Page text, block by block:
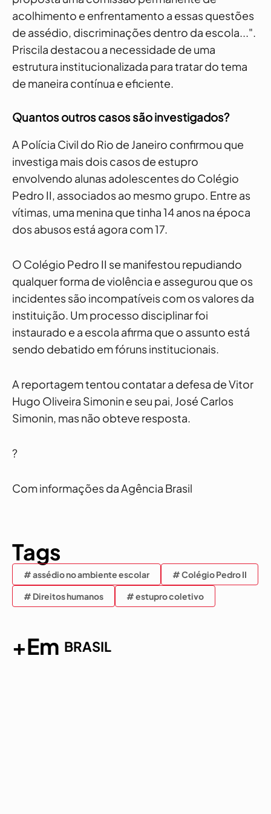
acolhimento e enfrentamento a essas questões
de assédio, discriminações dentro da escola...".
Priscila destacou a necessidade de uma
estrutura institucionalizada para tratar do tema
de maneira contínua e eficiente.
Quantos outros casos são investigados?
A Polícia Civil do Rio de Janeiro confirmou que
investiga mais dois casos de estupro
envolvendo alunas adolescentes do Colégio
Pedro II, associados ao mesmo grupo. Entre as
vítimas, uma menina que tinha 14 anos na época
dos abusos está agora com 17.
O Colégio Pedro II se manifestou repudiando
qualquer forma de violência e assegurou que os
incidentes são incompatíveis com os valores da
instituição. Um processo disciplinar foi
instaurado e a escola afirma que o assunto está
sendo debatido em fóruns institucionais.
A reportagem tentou contatar a defesa de Vitor
Hugo Oliveira Simonin e seu pai, José Carlos
Simonin, mas não obteve resposta.
?
Com informações da Agência Brasil
Tags
# assédio no ambiente escolar
# Colégio Pedro II
# Direitos humanos
# estupro coletivo
+Em BRASIL